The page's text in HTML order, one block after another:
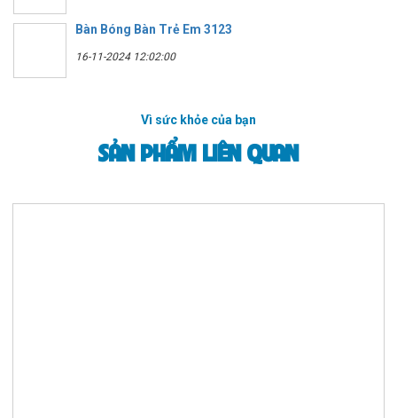
Bàn Bóng Bàn Trẻ Em 3123
16-11-2024 12:02:00
Vì sức khỏe của bạn
SẢN PHẨM LIÊN QUAN